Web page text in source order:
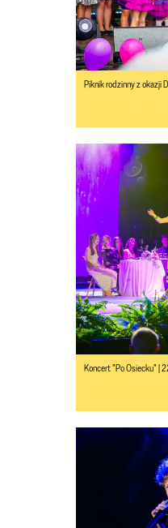
Piknik rodzinny z okazji
Koncert "Po Osiecku" |